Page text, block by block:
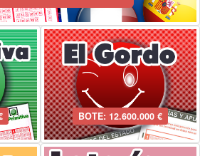
BOTE: 12.600.000 €